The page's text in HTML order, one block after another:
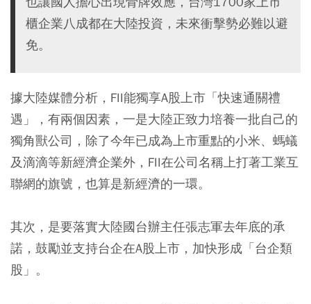
櫃企業八成都在大陸投資，未來衝擊勢必難以避
免。
據大陸媒體分析，FII能獨享A股上市「快速通關禮
遇」，有兩個因素，一是大陸正致力培養一批自己的
獨角獸公司，除了今年已成為上市重點的小米、螞蟻
及滴滴等新經濟企業外，FII在公司名稱上打著工業互
聯網的旗號，也算是新經濟的一環。
其次，是要落實大陸國台辦主任張志軍去年底的承
諾，鼓勵並支持台企在A股上市，加快形成「台企類
股」。